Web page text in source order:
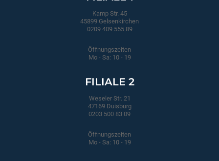
Kamp Str. 45
45899 Gelsenkirchen
0209 409 555 89
Öffnungszeiten
Mo - Sa: 10 - 19
FILIALE 2
Weseler Str. 21
47169 Duisburg
0203 500 83 09
Öffnungszeiten
Mo - Sa: 10 - 19